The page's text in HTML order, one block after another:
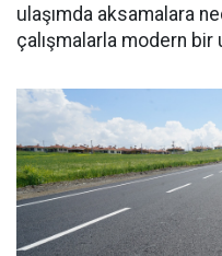
ulaşımda aksamalara
çalışmalarla modern bir